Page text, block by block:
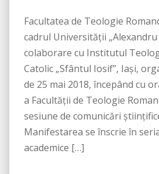
Facultatea de Teologie
cadrul Universității „Alexandru
colaborare cu Institutul
Catolic „Sfântul Iosif”, Iaşi,
de 25 mai 2018, începând cu
a Facultății de Teologie
sesiune de comunicări
Manifestarea se înscrie în
academice […]